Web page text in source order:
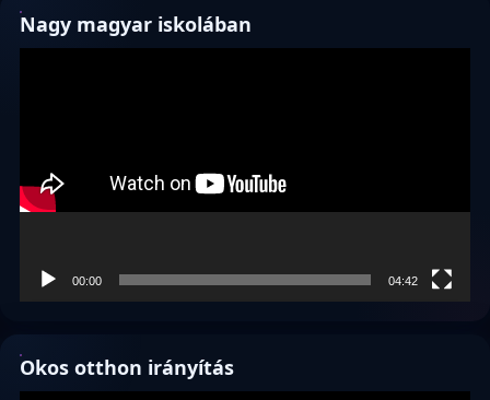
Nagy magyar iskolában
00:00 04:42
Okos otthon irányítás